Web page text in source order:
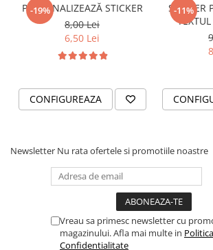
STICKERE PERSONALIZATE
PRODUSE PERSONALIZATE FIRME
CARTI DE VIZITA
PLACUTE INFORMATIVE
TRICOURI MĂRCI AUTO
TRICOURI AUDI
TRICOURI DACIA
TRICOURI FORD
-19%
PERSONALIZEAZĂ STICKER
8,00 Lei
6,50 Lei
CONFIGUREAZA
-11%
STICKER
Newsletter Nu rata ofertele si promotiile noastre
Vreau sa primesc newsletter cu
magazinului. Afla mai multe in
Confidentialitate